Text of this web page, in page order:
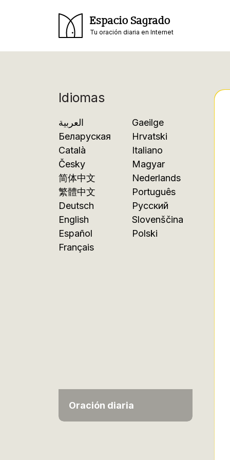
Espacio Sagrado
Tu oración diaria en Internet
Idiomas
العربية
Беларуская
Català
Česky
简体中文
繁體中文
Deutsch
English
Español
Français
Gaeilge
Hrvatski
Italiano
Magyar
Nederlands
Português
Русский
Slovenščina
Polski
Oración diaria